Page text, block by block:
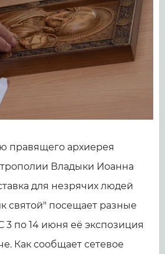
правящего архиерея
Владыки Иоанна
для незрячих людей
святой" посещает разные
3 по 14 июня её экспозиция
Как сообщает сетевое